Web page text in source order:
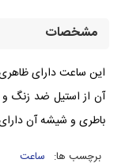
مشخصات
این ساعت دارای
آن از استیل ضد زنگ
باطری و شیشه آن
برچسب ها: ساعت